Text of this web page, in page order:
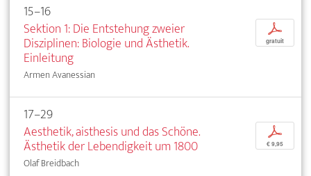
15–16
Sektion 1: Die Entstehung zweier
Disziplinen: Biologie und Ästhetik.
Einleitung
Armen Avanessian
p
gratuit
17–29
Aesthetik, aisthesis und das Schöne.
Ästhetik der Lebendigkeit um 1800
Olaf Breidbach
p
€ 9,95